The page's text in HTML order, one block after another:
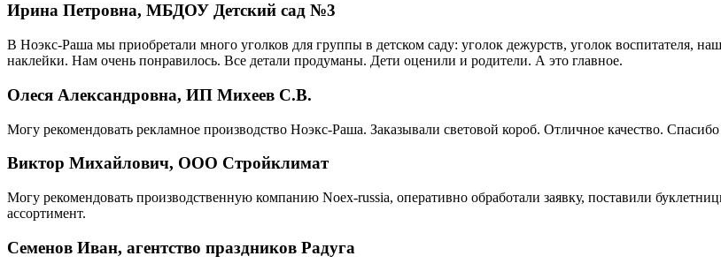
Ирина Петровна, МБДОУ Детский сад №3
В Ноэкс-Раша мы приобретали много уголков для группы в детском саду: уголок дежурств, уголок воспитателя,
наклейки. Нам очень понравилось. Все детали продуманы. Дети оценили и родители. А это главное.
Олеся Александровна, ИП Михеев С.В.
Могу рекомендовать рекламное производство Ноэкс-Раша. Заказывали световой короб. Отличное качество.
Виктор Михайлович, ООО Стройклимат
Могу рекомендовать производственную компанию Noex-russia, оперативно обработали заявку, поставили
ассортимент.
Семенов Иван, агентство праздников Радуга